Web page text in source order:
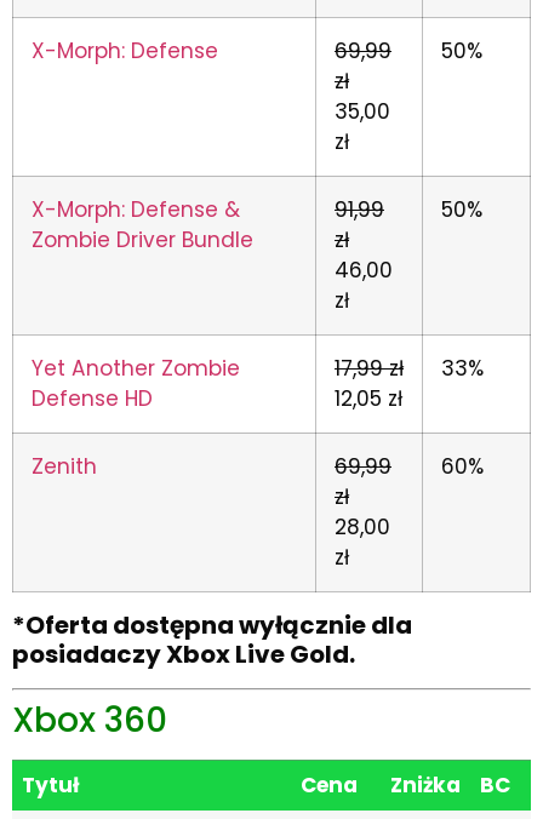
X-Morph: Defense
69,99
zł
35,00
zł
50%
X-Morph: Defense &
Zombie Driver Bundle
91,99
zł
46,00
zł
50%
Yet Another Zombie
Defense HD
17,99 zł
12,05 zł
33%
Zenith
69,99
zł
28,00
zł
60%
*Oferta dostępna wyłącznie dla
posiadaczy Xbox Live Gold.
Xbox 360
Tytuł Cena Zniżka
BC